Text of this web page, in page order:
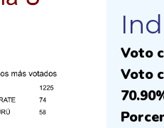
Voto
Voto